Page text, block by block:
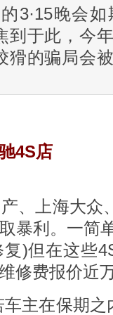
3·15晚会
到于此，今
猾的骗局会
4S店
、上海大众
暴利。一简
)但在这些
修费报价近
主在保期